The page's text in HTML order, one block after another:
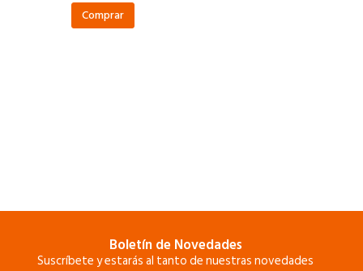
Comprar
Boletín de Novedades
Suscríbete y estarás al tanto de nuestras novedades